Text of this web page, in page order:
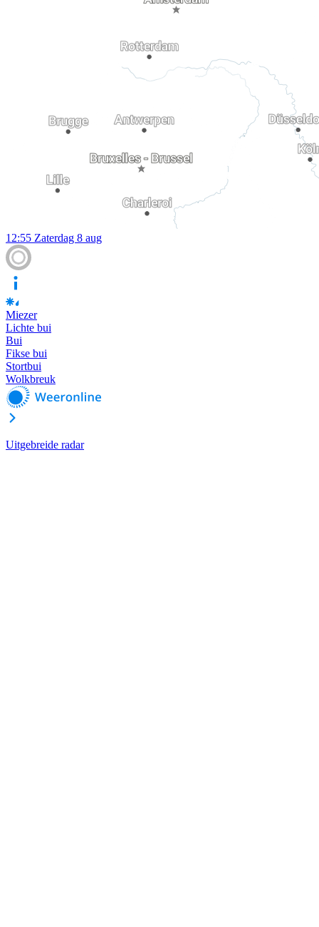
12:55 Zaterdag 8 aug
Miezer
Lichte bui
Bui
Fikse bui
Stortbui
Wolkbreuk
Uitgebreide radar